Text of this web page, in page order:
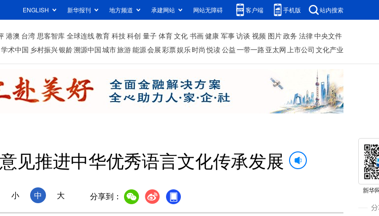
ENGLISH 新华报刊 地方频道 承建网站 网站无障碍 客户端 手机版 站内搜索
港澳 台湾 思客智库 全球连线教育 科技科创 量子 体育文化 书画健康 军事访谈 视频 图片政务 法律中央文件
学术中国 乡村振兴银龄溯源中国城市旅游能源会展彩票娱乐时尚 悦读公益一带一路 亚太网上市公司 文化产业
见推进中华优秀语言文化传承发展
小 中 大 分享到：